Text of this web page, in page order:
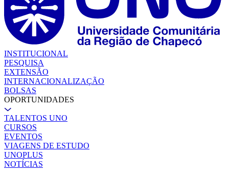
INSTITUCIONAL
PESQUISA
EXTENSÃO
INTERNACIONALIZAÇÃO
BOLSAS
OPORTUNIDADES
TALENTOS UNO
CURSOS
EVENTOS
VIAGENS DE ESTUDO
UNOPLUS
NOTÍCIAS